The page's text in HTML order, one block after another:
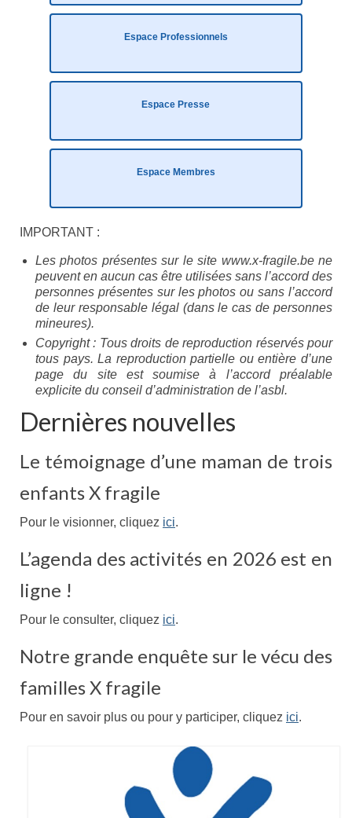
Les formalités administratives
Trouver de l’aide
Eduquer notre enfant
Défendre ses droits
Veiller à sa santé
Lui trouver des activités de loisir
Lui trouver un hébergement
Espace Entourage
Espace Professionnels
Première ligne
Médecins
Paramédicaux
Enseignants
Mouvements de jeunesse
Accompagnants
Chercheurs
Scientific Advisory Board
Espace Presse
Espace Membres
Albums photos
Témoignages
Nos publications
Accès Conseil d’administration
Espace Professionnels
Espace Presse
Espace Membres
IMPORTANT :
Les photos présentes sur le site www.x-fragile.be ne
peuvent en aucun cas être utilisées sans l’accord des
personnes présentes sur les photos ou sans l’accord
de leur responsable légal (dans le cas de personnes
mineures).
Copyright : Tous droits de reproduction réservés pour
tous pays. La reproduction partielle ou entière d’une
page du site est soumise à l’accord préalable
explicite du conseil d’administration de l’asbl.
Dernières nouvelles
Le témoignage d’une maman de trois
enfants X fragile
Pour le visionner, cliquez ici.
L’agenda des activités en 2026 est en
ligne !
Pour le consulter, cliquez ici.
Notre grande enquête sur le vécu des
familles X fragile
Pour en savoir plus ou pour y participer, cliquez ici.